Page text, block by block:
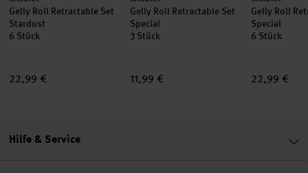
Gelly Roll Retractable Set
Stardust
6 Stück
22,99 €
Gelly Roll Retractable Set
Special
3 Stück
11,99 €
Gelly Roll
Special
6 Stück
22,99 €
Hilfe & Service